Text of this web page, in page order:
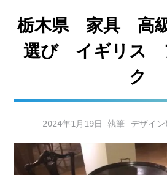
栃木県 家具 高
選び イギリス
ク
2024年1月19日 デザイ